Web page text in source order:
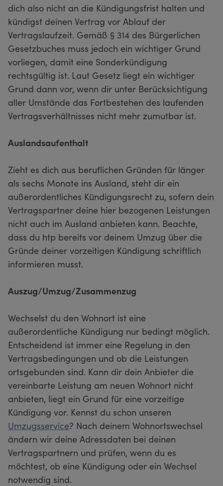
dich also nicht an die Kündigungsfrist halten und
kündigst deinen Vertrag vor Ablauf der
Vertragslaufzeit. Gemäß § 314 des Bürgerlichen
Gesetzbuches muss jedoch ein wichtiger Grund
vorliegen, damit eine Sonderkündigung
rechtsgültig ist. Laut Gesetz liegt ein wichtiger
Grund dann vor, wenn dir unter Berücksichtigung
aller Umstände das Fortbestehen des laufenden
Vertragsverhältnisses nicht mehr zumutbar ist.
Auslandsaufenthalt
Zieht es dich aus beruflichen Gründen für länger
als sechs Monate ins Ausland, steht dir ein
außerordentliches Kündigungsrecht zu, sofern dein
Vertragspartner deine hier bezogenen Leistungen
nicht auch im Ausland anbieten kann. Beachte,
dass du htp bereits vor deinem Umzug über die
Gründe deiner vorzeitigen Kündigung schriftlich
informieren musst.
Auszug/Umzug/Zusammenzug
Wechselst du den Wohnort ist eine
außerordentliche Kündigung nur bedingt möglich.
Entscheidend ist immer eine Regelung in den
Vertragsbedingungen und ob die Leistungen
ortsgebunden sind. Kann dir dein Anbieter die
vereinbarte Leistung am neuen Wohnort nicht
anbieten, liegt ein Grund für eine vorzeitige
Kündigung vor. Kennst du schon unseren
Umzugsservice? Nach deinem Wohnortswechsel
ändern wir deine Adressdaten bei deinen
Vertragspartnern und prüfen, wenn du es
möchtest, ob eine Kündigung oder ein Wechsel
notwendig sind.